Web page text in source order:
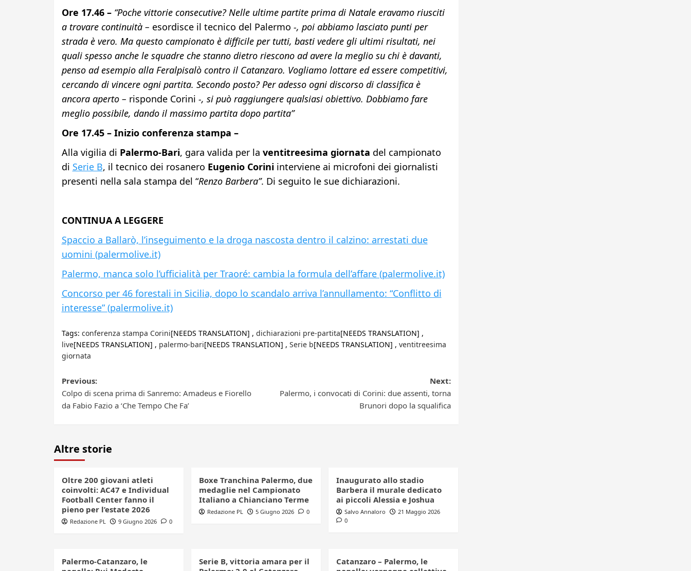
Ore 17.46 – “Poche vittorie consecutive? Nelle ultime partite prima di Natale eravamo riusciti
a trovare continuità – esordisce il tecnico del Palermo -, poi abbiamo lasciato punti per
strada è vero. Ma questo campionato è difficile per tutti, basti vedere gli ultimi risultati, nei
quali spesso anche le squadre che stanno dietro riescono ad avere la meglio su chi è davanti,
penso ad esempio alla Feralpisalò contro il Catanzaro. Vogliamo lottare ed essere competitivi,
cercando di vincere ogni partita. Secondo posto? Per adesso ogni discorso di classifica è
ancora aperto – risponde Corini -, si può raggiungere qualsiasi obiettivo. Dobbiamo fare
meglio possibile, dando il massimo partita dopo partita”
Ore 17.45 – Inizio conferenza stampa –
Alla vigilia di Palermo-Bari, gara valida per la ventitreesima giornata del campionato
di Serie B, il tecnico dei rosanero Eugenio Coriniinterviene ai microfoni dei giornalisti
presenti nella sala stampa del “Renzo Barbera”. Di seguito le sue dichiarazioni.
CONTINUA A LEGGERE
Spaccio a Ballarò, l’inseguimento e la droga nascosta dentro il calzino: arrestati due
uomini (palermolive.it)
Palermo, manca solo l’ufficialità per Traoré: cambia la formula dell’affare (palermolive.it)
Concorso per 46 forestali in Sicilia, dopo lo scandalo arriva l’annullamento: “Conflitto di
interesse” (palermolive.it)
Tags: conferenza stampa Corini[NEEDS TRANSLATION] , dichiarazioni pre-partita[NEEDS TRANSLATION] ,
live[NEEDS TRANSLATION] , palermo-bari[NEEDS TRANSLATION] , Serie b[NEEDS TRANSLATION] , ventitreesima
giornata
Post
navigation
Previous:
Colpo di scena prima di Sanremo: Amadeus e Fiorello
da Fabio Fazio a ‘Che Tempo Che Fa’
Next:
Palermo, i convocati di Corini: due assenti, torna
Brunori dopo la squalifica
Altre storie
Oltre 200 giovani atleti
coinvolti: AC47 e Individual
Football Center fanno il
pieno per l’estate 2026
Redazione PL 9 Giugno 2026 0
Boxe Tranchina Palermo, due
medaglie nel Campionato
Italiano a Chianciano Terme
Redazione PL 5 Giugno 2026 0
Inaugurato allo stadio
Barbera il murale dedicato
ai piccoli Alessia e Joshua
Salvo Annaloro
21 Maggio 2026
0
Palermo-Catanzaro, le
Serie B, vittoria amara per il
Catanzaro – Palermo, le